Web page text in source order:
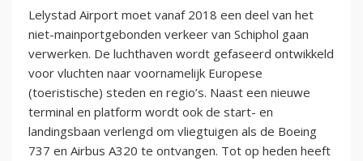
Lelystad Airport moet vanaf 2018 een deel van het
niet-mainportgebonden verkeer van Schiphol gaan
verwerken. De luchthaven wordt gefaseerd ontwikkeld
voor vluchten naar voornamelijk Europese
(toeristische) steden en regio’s. Naast een nieuwe
terminal en platform wordt ook de start- en
landingsbaan verlengd om vliegtuigen als de Boeing
737 en Airbus A320 te ontvangen. Tot op heden heeft